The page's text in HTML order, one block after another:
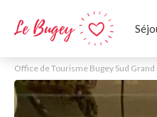
Office de Tourisme Bugey Sud